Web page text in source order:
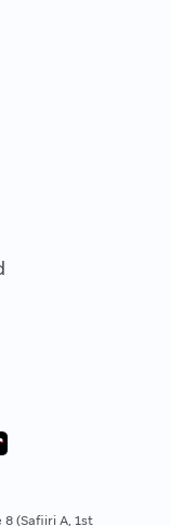
(Safiiri A, 1st